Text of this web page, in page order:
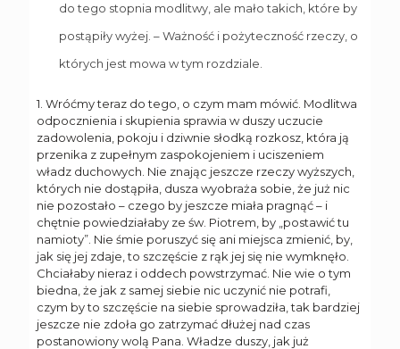
do tego stopnia modlitwy, ale mało takich, które by
postąpiły wyżej. – Ważność i pożyteczność rzeczy, o
których jest mowa w tym rozdziale.
1. Wróćmy teraz do tego, o czym mam mówić. Modlitwa
odpocznienia i skupienia sprawia w duszy uczucie
zadowolenia, pokoju i dziwnie słodką rozkosz, która ją
przenika z zupełnym zaspokojeniem i uciszeniem
władz duchowych. Nie znając jeszcze rzeczy wyższych,
których nie dostąpiła, dusza wyobraża sobie, że już nic
nie pozostało – czego by jeszcze miała pragnąć – i
chętnie powiedziałaby ze św. Piotrem, by „postawić tu
namioty”. Nie śmie poruszyć się ani miejsca zmienić, by,
jak się jej zdaje, to szczęście z rąk jej się nie wymknęło.
Chciałaby nieraz i oddech powstrzymać. Nie wie o tym
biedna, że jak z samej siebie nic uczynić nie potrafi,
czym by to szczęście na siebie sprowadziła, tak bardziej
jeszcze nie zdoła go zatrzymać dłużej nad czas
postanowiony wolą Pana. Władze duszy, jak już